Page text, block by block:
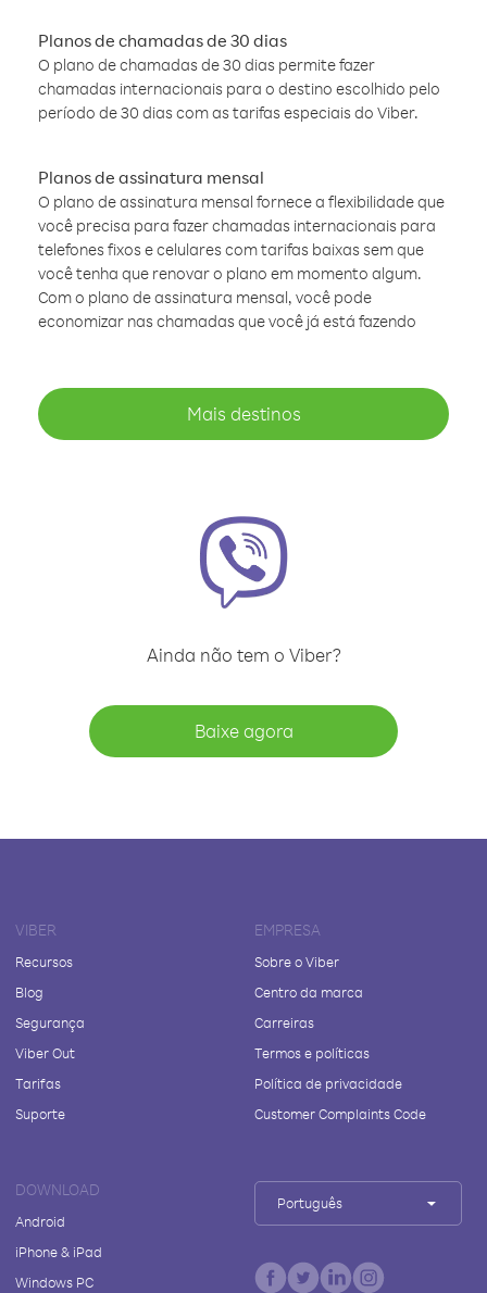
Planos de chamadas de 30 dias
O plano de chamadas de 30 dias permite fazer
chamadas internacionais para o destino escolhido pelo
período de 30 dias com as tarifas especiais do Viber.
Planos de assinatura mensal
O plano de assinatura mensal fornece a flexibilidade que
você precisa para fazer chamadas internacionais para
telefones fixos e celulares com tarifas baixas sem que
você tenha que renovar o plano em momento algum.
Com o plano de assinatura mensal, você pode
economizar nas chamadas que você já está fazendo
Mais destinos
Ainda não tem o Viber?
Baixe agora
VIBER
Recursos
Blog
Segurança
Viber Out
Tarifas
Suporte
EMPRESA
Sobre o Viber
Centro da marca
Carreiras
Termos e políticas
Política de privacidade
Customer Complaints Code
DOWNLOAD
Android
iPhone & iPad
Windows PC
Português